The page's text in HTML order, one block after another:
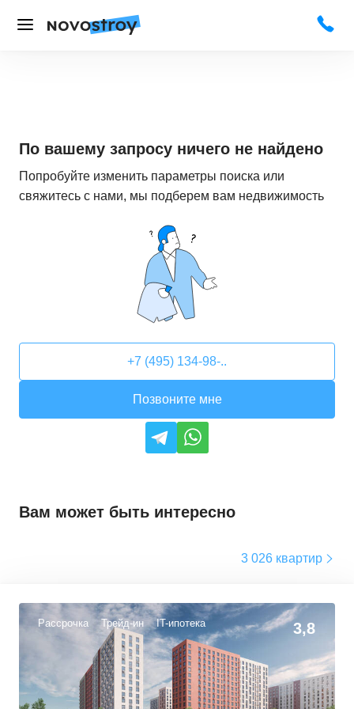
По вашему запросу ничего не найдено
Попробуйте изменить параметры поиска или
свяжитесь с нами, мы подберем вам недвижимость
+7 (495) 134-98-..
Позвоните мне
Вам может быть интересно
3 026 квартир
Рассрочка Трейд-ин IT-ипотека 3,8